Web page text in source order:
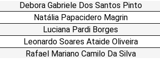
Debora Gabriele Dos Santos Pinto
Natália Papacidero Magrin
Luciana Pardi Borges
Leonardo Soares Ataide Oliveira
Rafael Mariano Camilo Da Silva